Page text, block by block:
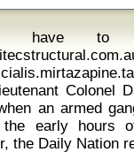
have to
an armed
early hours